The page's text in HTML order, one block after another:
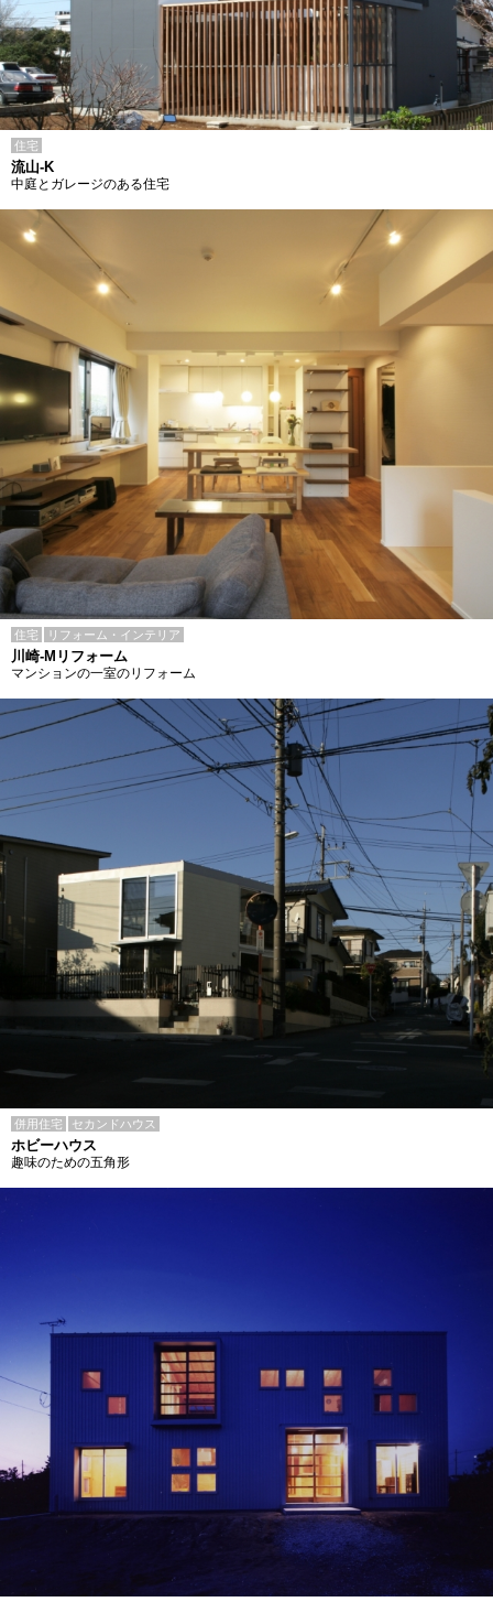
住宅
流山-K
中庭とガレージのある住宅
住宅 リフォーム・インテリア
川崎-Mリフォーム
マンションの一室のリフォーム
併用住宅 セカンドハウス
ホビーハウス
趣味のための五角形